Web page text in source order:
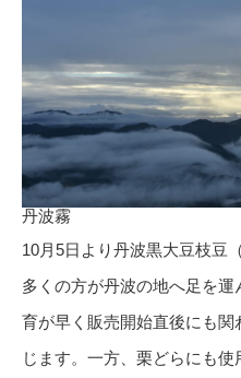
丹波霧
10月5日より丹波黒大豆枝豆
多くの方が丹波の地へ足を
育が早く販売開始直後にも
じます。一方、栗どらにも